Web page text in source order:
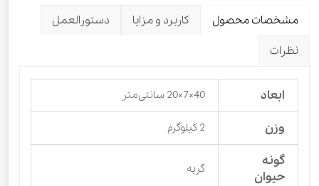
مشخصات محصول کاربرد و مزایا
دستورالعمل
نظرات
ابعاد 40×7×20 سانتی‌متر
وزن 2 کیلوگرم
گونه
حیوان
گربه